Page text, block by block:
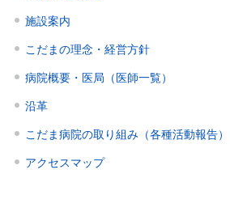
施設案内
こだまの理念・経営方針
病院概要・医局（医師一覧）
沿革
こだま病院の取り組み（各種活動報告）
アクセスマップ